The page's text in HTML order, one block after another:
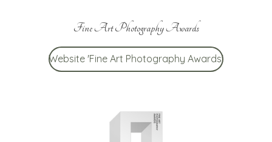
Fine Art Photography Awards
Website 'Fine Art Photography Awards'